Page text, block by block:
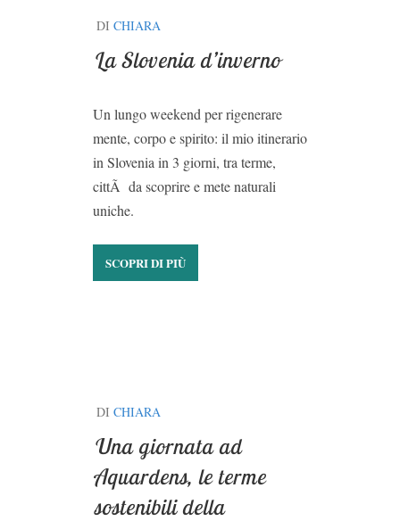
DI CHIARA
La Slovenia d’inverno
Un lungo weekend per rigenerare
mente, corpo e spirito: il mio itinerario
in Slovenia in 3 giorni, tra terme,
cittÃ da scoprire e mete naturali
uniche.
SCOPRI DI PIÙ
DI CHIARA
Una giornata ad
Aquardens, le terme
sostenibili della